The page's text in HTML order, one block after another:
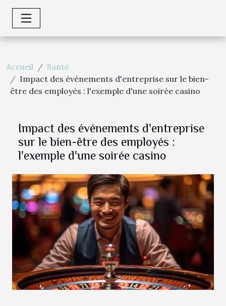
Accueil
Santé
Impact des événements d'entreprise sur le bien-
être des employés : l'exemple d'une soirée casino
Impact des événements d'entreprise
sur le bien-être des employés :
l'exemple d'une soirée casino